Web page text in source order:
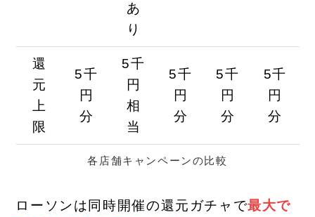
あ
り
還
元
上
限
5千
円
分
5千
円
相
当
5千
円
分
5千
円
分
5千
円
分
各店舗キャンペーンの比較
ローソンは同時開催の還元ガチャで最大で